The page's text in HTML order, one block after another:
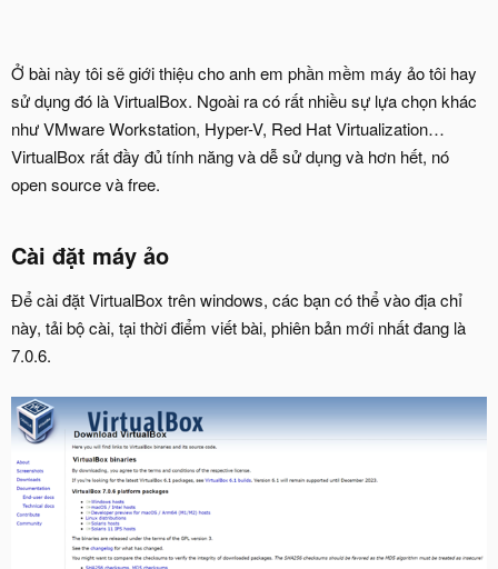
Ở bài này tôi sẽ giới thiệu cho anh em phần mềm máy ảo tôi hay
sử dụng đó là VirtualBox. Ngoài ra có rất nhiều sự lựa chọn khác
như VMware Workstation, Hyper-V, Red Hat Virtualization…
VirtualBox rất đầy đủ tính năng và dễ sử dụng và hơn hết, nó
open source và free.
Cài đặt máy ảo
Để cài đặt VirtualBox trên windows, các bạn có thể vào địa chỉ
này, tải bộ cài, tại thời điểm viết bài, phiên bản mới nhất đang là
7.0.6.